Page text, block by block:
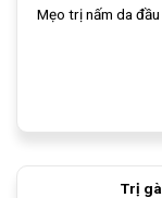
Mẹo trị nấm da
Trị